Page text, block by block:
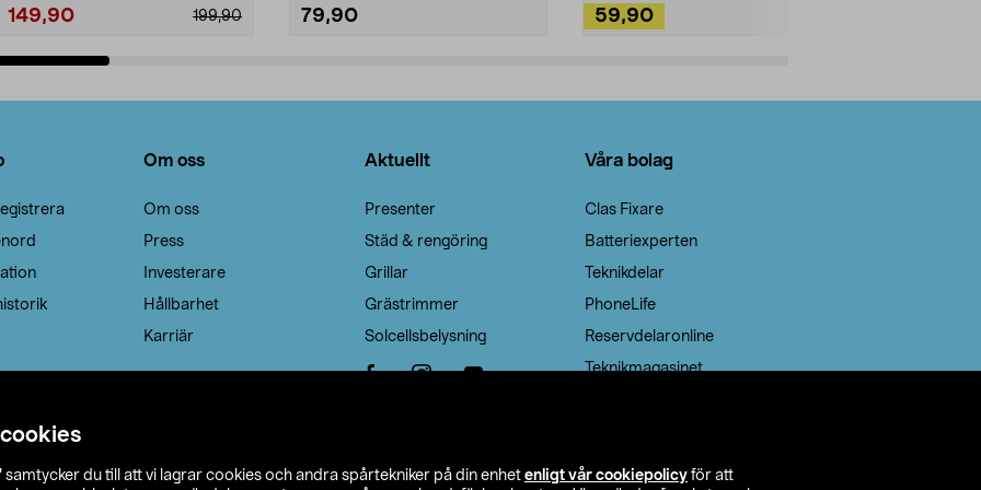
samtycker du till att vi lagrar cookies och andra spårtekniker på din enhet enligt vår cookiepolicy för att
199,90
149,90 79,90 59,90
Om oss
Om oss
Press
Investerare
Hållbarhet
Karriär
Aktuellt
Presenter
Städ & rengöring
Grillar
Grästrimmer
Solcellsbelysning
Våra bolag
Clas Fixare
Batteriexperten
Teknikdelar
PhoneLife
Reservdelaronline
Teknikmagasinet